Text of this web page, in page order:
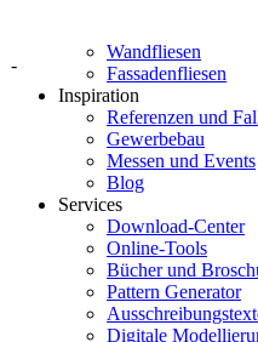
-
Wandfliesen
Fassadenfliesen
Inspiration
Referenzen und
Gewerbebau
Messen und Events
Blog
Services
Download-Center
Online-Tools
Bücher und
Pattern Generator
Digitale